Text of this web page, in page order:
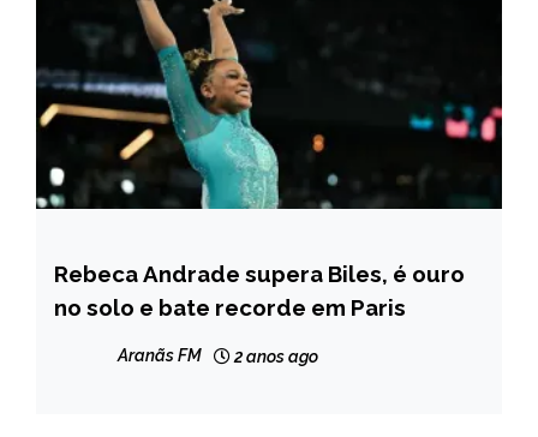
ESPORTES
Rebeca Andrade supera Biles, é ouro
no solo e bate recorde em Paris
Aranãs FM 2 anos ago